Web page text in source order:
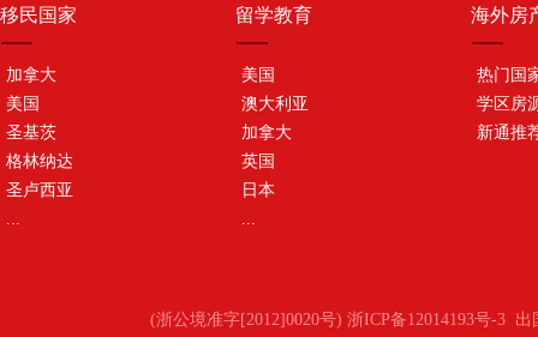
移民国家
加拿大
美国
圣基茨
格林纳达
圣卢西亚
...
留学教育
美国
澳大利亚
加拿大
英国
日本
...
海外房
热门国
学区房
新通推
(浙公境准字[2012]0020号) 浙ICP备12014193号-3 出